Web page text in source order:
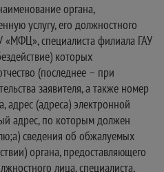
органа,
услугу, его должностного
«МФЦ», специалиста филиала ГАУ
которых
(последнее – при
заявителя, а также номер
адрес (адреса) электронной
адрес, по которым должен
сведения об обжалуемых
органа, предоставляющего
лица, специалиста,